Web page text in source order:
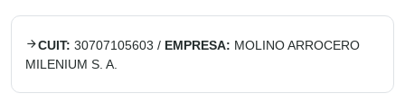
CUIT: 30707105603 / EMPRESA: MOLINO ARROCERO
MILENIUM S. A.